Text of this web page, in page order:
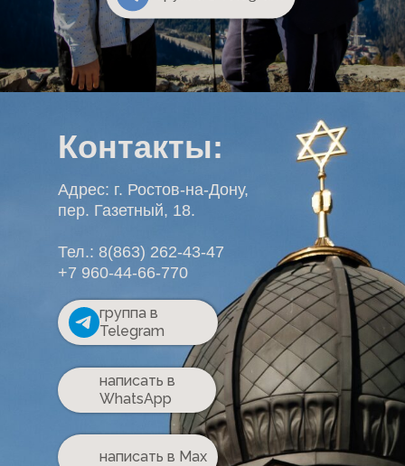
Адрес: г. Ростов-на-Дону,
пер. Газетный, 18.
Тел.: 8(863) 262-43-47
+7 960-44-66-770
Контакты:
группа в
Telegram
написать в Max
написать в
WhatsApp